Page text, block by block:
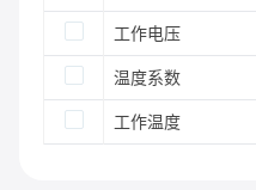
工作电压
温度系数
工作温度